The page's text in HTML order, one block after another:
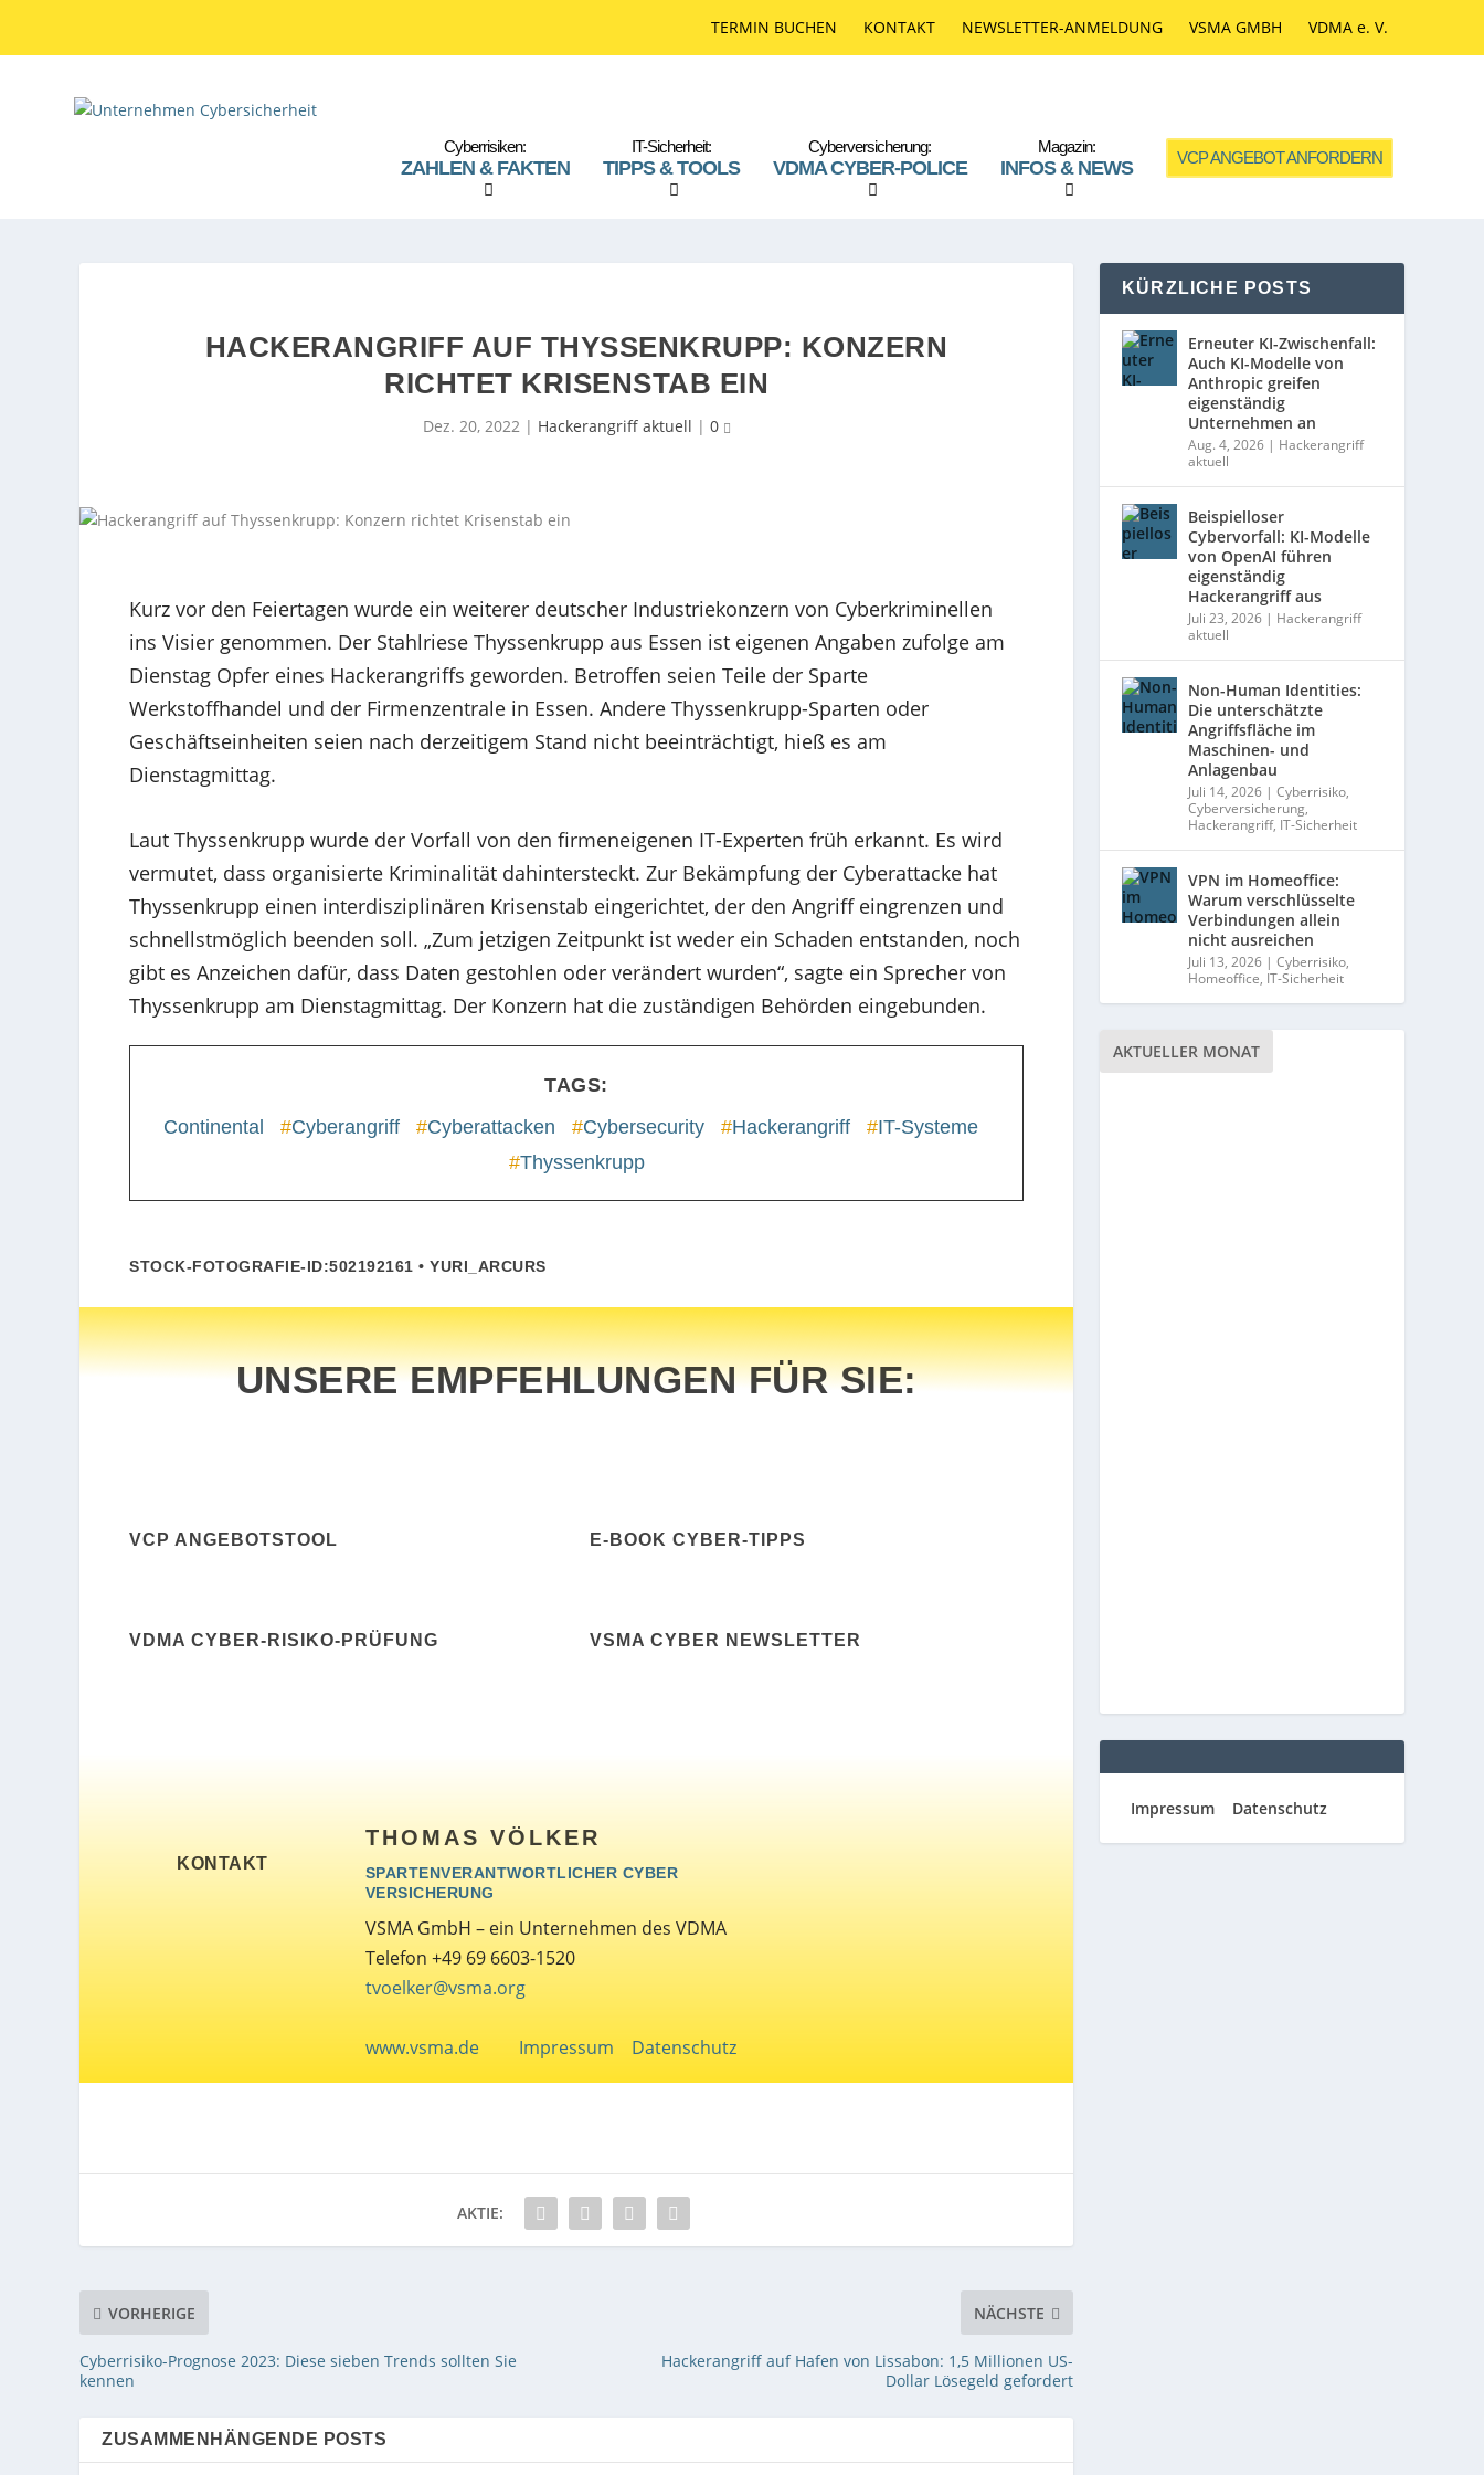
TERMIN BUCHEN KONTAKT NEWSLETTER-ANMELDUNG VSMA GMBH VDMA e. V.
Cyberrisiken:
ZAHLEN & FAKTEN
IT-Sicherheit:
TIPPS & TOOLS
Cyberversicherung:
VDMA CYBER-POLICE
Magazin:
INFOS & NEWS VCP ANGEBOT ANFORDERN
HACKERANGRIFF AUF THYSSENKRUPP: KONZERN
RICHTET KRISENSTAB EIN
Dez. 20, 2022| Hackerangriff aktuell | 0
Kurz vor den Feiertagen wurde ein weiterer deutscher Industriekonzern von Cyberkriminellen
ins Visier genommen. Der Stahlriese Thyssenkrupp aus Essen ist eigenen Angaben zufolge am
Dienstag Opfer eines Hackerangriffs geworden. Betroffen seien Teile der Sparte
Werkstoffhandel und der Firmenzentrale in Essen. Andere Thyssenkrupp-Sparten oder
Geschäftseinheiten seien nach derzeitigem Stand nicht beeinträchtigt, hieß es am
Dienstagmittag.
Laut Thyssenkrupp wurde der Vorfall von den firmeneigenen IT-Experten früh erkannt. Es wird
vermutet, dass organisierte Kriminalität dahintersteckt. Zur Bekämpfung der Cyberattacke hat
Thyssenkrupp einen interdisziplinären Krisenstab eingerichtet, der den Angriff eingrenzen und
schnellstmöglich beenden soll. „Zum jetzigen Zeitpunkt ist weder ein Schaden entstanden, noch
gibt es Anzeichen dafür, dass Daten gestohlen oder verändert wurden“, sagte ein Sprecher von
Thyssenkrupp am Dienstagmittag. Der Konzern hat die zuständigen Behörden eingebunden.
TAGS:
Continental
#Cyberangriff #Cyberattacken #Cybersecurity #Hackerangriff #IT-Systeme
#Thyssenkrupp
STOCK-FOTOGRAFIE-ID:502192161 • YURI_ARCURS
UNSERE EMPFEHLUNGEN FÜR SIE:
VCP ANGEBOTSTOOL
VDMA CYBER-RISIKO-PRÜFUNG
E-BOOK CYBER-TIPPS
VSMA CYBER NEWSLETTER
KONTAKT
THOMAS VÖLKER
SPARTENVERANTWORTLICHER CYBER
VERSICHERUNG
VSMA GmbH – ein Unternehmen des VDMA
Telefon +49 69 6603-1520
tvoelker@vsma.org
www.vsma.de Impressum Datenschutz
AKTIE:
VORHERIGE
Cyberrisiko-Prognose 2023: Diese sieben Trends sollten Sie
kennen
NÄCHSTE
Hackerangriff auf Hafen von Lissabon: 1,5 Millionen US-
Dollar Lösegeld gefordert
ZUSAMMENHÄNGENDE POSTS
KÜRZLICHE POSTS
Erneuter KI-Zwischenfall:
Auch KI-Modelle von
Anthropic greifen
eigenständig
Unternehmen an
Aug. 4, 2026 | Hackerangriff
aktuell
Beispielloser
Cybervorfall: KI-Modelle
von OpenAI führen
eigenständig
Hackerangriff aus
Juli 23, 2026 | Hackerangriff
aktuell
Non-Human Identities:
Die unterschätzte
Angriffsfläche im
Maschinen- und
Anlagenbau
Juli 14, 2026 | Cyberrisiko,
Cyberversicherung,
Hackerangriff, IT-Sicherheit
VPN im Homeoffice:
Warum verschlüsselte
Verbindungen allein
nicht ausreichen
Juli 13, 2026 | Cyberrisiko,
Homeoffice, IT-Sicherheit
AKTUELLER MONAT
Impressum Datenschutz